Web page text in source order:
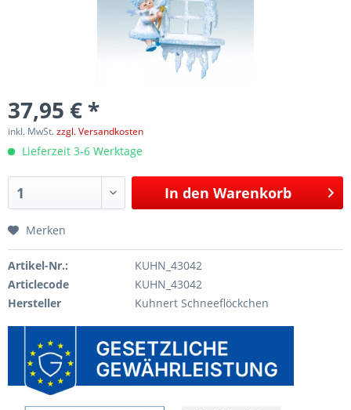
37,95 € *
inkl. MwSt.zzgl. Versandkosten
Lieferzeit 3-6 Werktage
In den Warenkorb
Merken
Artikel-Nr.:
KUHN_43042
Articlecode
KUHN_43042
Hersteller
Kuhnert Schneeflöckchen